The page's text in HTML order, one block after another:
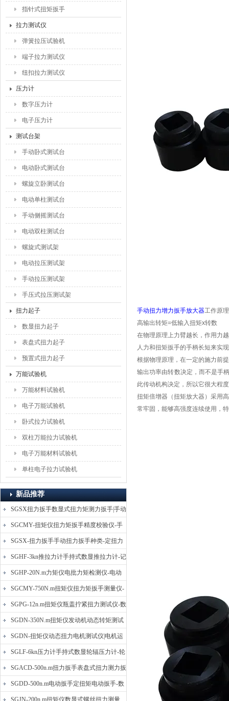
指针式扭矩扳手
拉力测试仪
弹簧拉压试验机
端子拉力测试仪
纽扣拉力测试仪
压力计
数字压力计
电子压力计
测试台架
手动卧式测试台
电动卧式测试台
螺旋立卧测试台
电动单柱测试台
手动侧摇测试台
电动双柱测试台
螺旋式测试架
电动拉压测试架
手动拉压测试架
手压式拉压测试架
扭力起子
数显扭力起子
表盘式扭力起子
预置式扭力起子
万能试验机
万能材料试验机
电子万能试验机
卧式拉力试验机
双柱万能拉力试验机
电子万能材料试验机
单柱电子拉力试验机
新品推荐
SGSX扭力扳手数显式扭力矩测力扳手|手动
定扭矩检测扳手
SGCMY-扭矩仪扭力矩扳手精度校验仪-手
动扳子扭矩校准仪
SGSX-扭力扳手手动扭力扳手种类-定扭力
矩检测扳手价格
SGHF-3kn推拉力计手持式数显推拉力计-记
忆数据拉压力测力计
SGHP-20N.m力矩仪电批力矩检测仪-电动
螺丝批扭力矩测试仪
SGCMY-750N.m扭矩仪扭力矩扳手测量仪-
校准扳手扭力精度测试仪
SGPG-12n.m扭矩仪瓶盖拧紧扭力测试仪-数
显式瓶盖扭力矩仪
SGDN-350N.m扭矩仪发动机动态转矩测试
仪-动态电机扭矩测量仪
SGDN-扭矩仪动态扭力电机测试仪|电机运
转摩擦力扭矩仪
SGLF-6kn压力计手持式数显轮辐压力计-轮
辐称重压力测力计
SGACD-500n.m扭力扳手表盘式扭力测力扳
手-表盘扭力矩检测扳手
SGDD-500n.m电动扳手定扭矩电动扳手-数
显式电动定扭力矩扳手
SGJN-200n.m扭矩仪数显式螺丝扭力测量
手动扭力增力扳手放大器工作原理
高输出转矩=低输入扭矩x转数
在物理原理上力臂越长，作用力
人力和扭矩扳手的手柄长短来实
根据物理原理，在一定的施力前
输出功率由转数决定，而不是手
此传动机构决定，所以它很大程
扭矩倍增器（扭矩放大器）采用
常牢固，能够高强度连续使用，